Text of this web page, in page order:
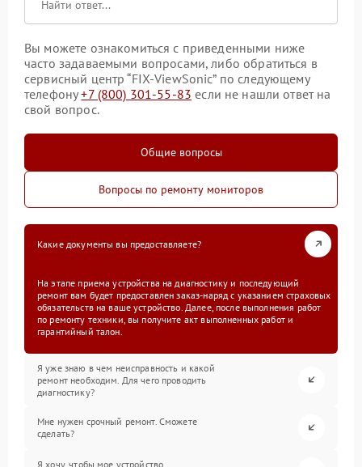
Вы можете ознакомиться с приведенными ниже
часто задаваемыми вопросами, либо обратиться в
сервисный центр “FIX-ViewSonic” по следующему
телефону+7 (800) 301-55-83 если не нашли ответ на
свой вопрос.
Общие вопросы
Вопросы по ремонту мониторов
Какие документы вы предоставляете?
На этапе приема устройства на диагностику и последующий
ремонт вам будет предоставлен заказ-наряд с указанием страховых
обязательств на ваше устройство. Далее, после выполнения работ
по ремонту техники, вы получите акт выполненных работ и
гарантийный талон.
Я уже знаю в чем неисправность и какой
ремонт необходим. Для чего проводить
диагностику?
Мне нужен срочный ремонт. Сможете
сделать?
Я хочу, чтобы мое устройство